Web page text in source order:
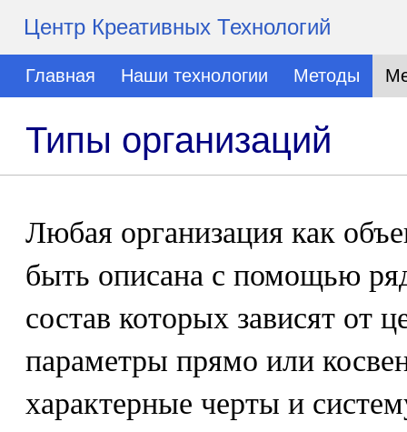
Центр Креативных Технологий
Главная Наши технологии Методы
Типы организаций
Любая организация как
быть описана с помощью
состав которых зависят от
параметры прямо или
характерные черты и